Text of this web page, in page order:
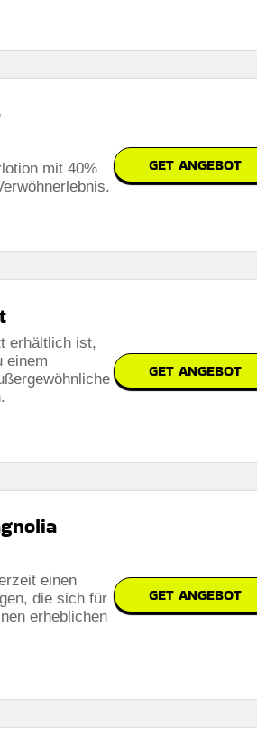
mit 40%
GET ANGEBOT
erhältlich ist,
einem
GET ANGEBOT
einen
die sich für
erheblichen
GET ANGEBOT